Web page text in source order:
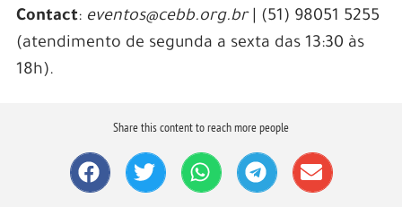
Contact: eventos@cebb.org.br| (51) 98051 5255
(atendimento de segunda a sexta das 13:30 às
18h).
Share this content to reach more people